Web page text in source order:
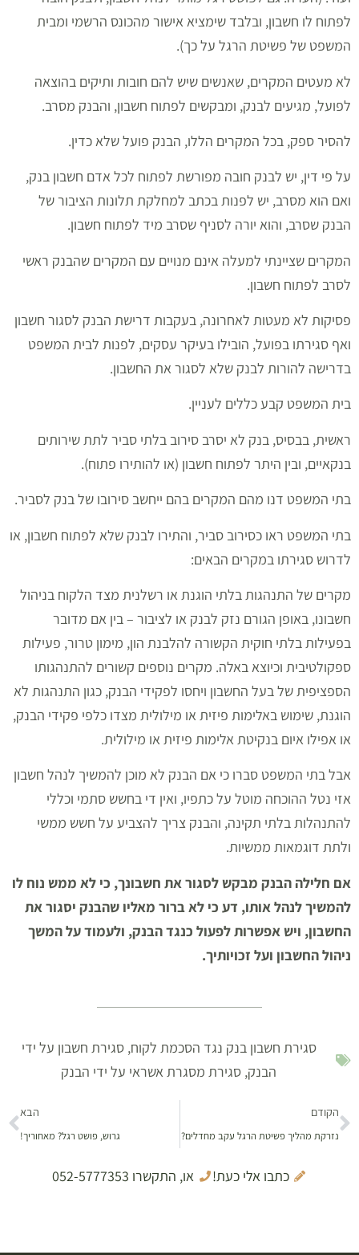
לפתוח לו חשבון, ובלבד שימציא אישור מהכונס הרשמי ומבית
המשפט של פשיטת הרגל על כך).
לא מעטים המקרים, שאנשים שיש להם חובות ותיקים בהוצאה
לפועל, מגיעים לבנק, ומבקשים לפתוח חשבון, והבנק מסרב.
להסיר ספק, בכל המקרים הללו, הבנק פועל שלא כדין.
על פי דין, יש לבנק חובה מפורשת לפתוח לכל אדם חשבון בנק,
ואם הוא מסרב, יש לפנות בכתב למחלקת תלונות הציבור של
הבנק שסרב, והוא יורה לסניף שסרב מיד לפתוח חשבון.
המקרים שציינתי למעלה אינם מנויים עם המקרים שהבנק ראשי
לסרב לפתוח חשבון.
פסיקות לא מעטות לאחרונה, בעקבות דרישת הבנק לסגור חשבון
ואף סגירתו בפועל, הובילו בעיקר עסקים, לפנות לבית המשפט
בדרישה להורות לבנק שלא לסגור את החשבון.
בית המשפט קבע כללים לעניין.
ראשית, בבסיס, בנק לא יסרב סירוב בלתי סביר לתת שירותים
בנקאיים, ובין היתר לפתוח חשבון (או להותירו פתוח).
בתי המשפט דנו מהם המקרים בהם ייחשב סירובו של בנק לסביר.
בתי המשפט ראו כסירוב סביר, והתירו לבנק שלא לפתוח חשבון, או
לדרוש סגירתו במקרים הבאים:
מקרים של התנהגות בלתי הוגנת או רשלנית מצד הלקוח בניהול
חשבונו, באופן הגורם נזק לבנק או לציבור – בין אם מדובר
בפעילות בלתי חוקית הקשורה להלבנת הון, מימון טרור, פעילות
ספקולטיבית וכיוצא באלה. מקרים נוספים קשורים להתנהגותו
הספציפית של בעל החשבון ויחסו לפקידי הבנק, כגון התנהגות לא
הוגנת, שימוש באלימות פיזית או מילולית מצדו כלפי פקידי הבנק,
או אפילו איום בנקיטת אלימות פיזית או מילולית.
אבל בתי המשפט סברו כי אם הבנק לא מוכן להמשיך לנהל חשבון
אזי נטל ההוכחה מוטל על כתפיו, ואין די בחשש סתמי וכללי
להתנהלות בלתי תקינה, והבנק צריך להצביע על חשש ממשי
ולתת דוגמאות ממשיות.
אם חלילה הבנק מבקש לסגור את חשבונך, כי לא ממש נוח לו
להמשיך לנהל אותו, דע כי לא ברור מאליו שהבנק יסגור את
החשבון, ויש אפשרות לפעול כנגד הבנק, ולעמוד על המשך
ניהול החשבון ועל זכויותיך.
סגירת חשבון בנק נגד הסכמת לקוח, סגירת חשבון על ידי
הבנק, סגירת מסגרת אשראי על ידי הבנק
הקודם
נזרקת מהליך פשיטת הרגל עקב מחדלים?
הבא
גרוש, פושט רגל? מאחוריך!
כתבו אלי כעת! או, התקשרו 052-5777353